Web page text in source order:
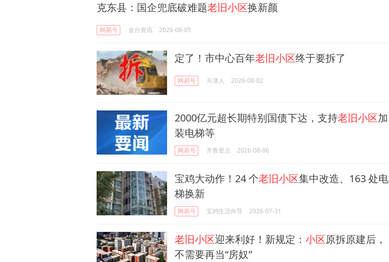
克东县：国企兜底破难题老旧小区换新颜
网易号 金台资讯 2026-08-05
定了！市中心百年老旧小区终于要拆了
网易号 天津人 2026-08-02
2000亿元超长期特别国债下达，支持老旧小区加
装电梯等
网易号 齐鲁壹点 2026-08-06
宝鸡大动作！24 个老旧小区集中改造、163 处电
梯换新
网易号 宝鸡生活向导 2026-07-31
老旧小区迎来利好！新规定： 小区原拆原建后，
不需要再当“房奴”